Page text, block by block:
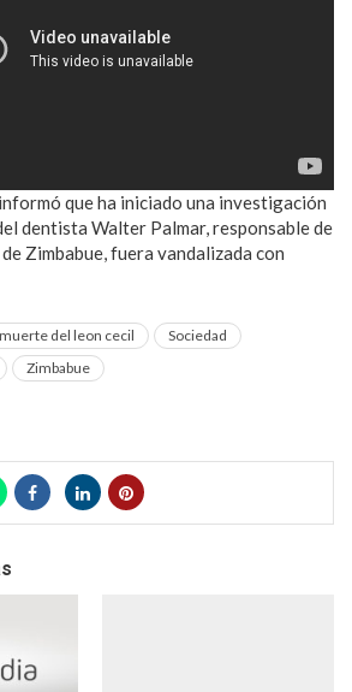
que ha iniciado una investigación
dentista Walter Palmar, responsable de
Zimbabue, fuera vandalizada con
muerte del leon cecil
Sociedad
Zimbabue